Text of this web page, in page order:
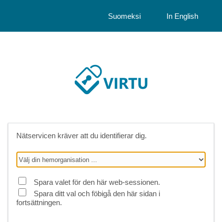
Suomeksi In English
Nätservicen kräver att du identifierar dig.
Spara valet för den här web-sessionen.
Spara ditt val och föbigå den här sidan i
fortsättningen.